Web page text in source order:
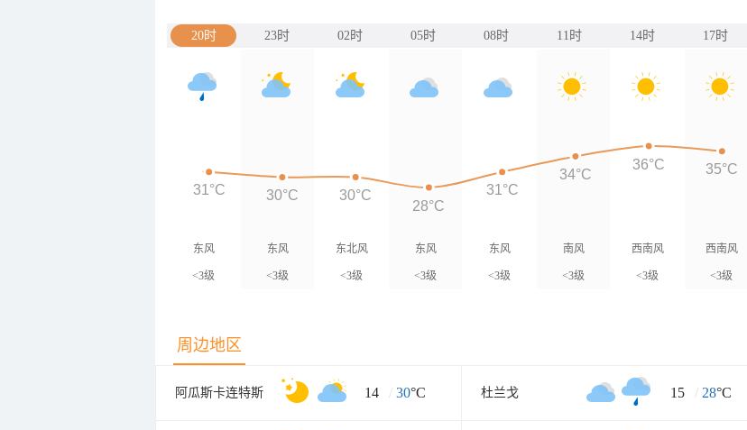
20时 23时 02时 05时 08时 11时 14时 17时
东风
<3级
东风
<3级
东北风
<3级
东风
<3级
东风
<3级
南风
<3级
西南风
<3级
西南风
<3级
31°C 30°C 30°C
28°C
31°C
34°C
36°C 35°C
周边地区
阿瓜斯卡连特斯 14 / 30°C 杜兰戈 15 / 28°C